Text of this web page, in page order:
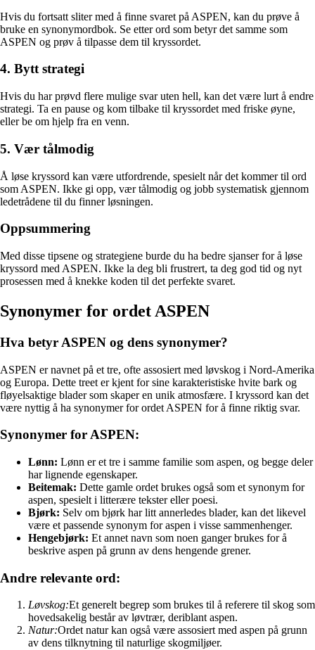
Hvis du fortsatt sliter med å finne svaret på ASPEN, kan du prøve å
bruke en synonymordbok. Se etter ord som betyr det samme som
ASPEN og prøv å tilpasse dem til kryssordet.
4. Bytt strategi
Hvis du har prøvd flere mulige svar uten hell, kan det være lurt å endre
strategi. Ta en pause og kom tilbake til kryssordet med friske øyne,
eller be om hjelp fra en venn.
5. Vær tålmodig
Å løse kryssord kan være utfordrende, spesielt når det kommer til ord
som ASPEN. Ikke gi opp, vær tålmodig og jobb systematisk gjennom
ledetrådene til du finner løsningen.
Oppsummering
Med disse tipsene og strategiene burde du ha bedre sjanser for å løse
kryssord med ASPEN. Ikke la deg bli frustrert, ta deg god tid og nyt
prosessen med å knekke koden til det perfekte svaret.
Synonymer for ordet ASPEN
Hva betyr ASPEN og dens synonymer?
ASPEN er navnet på et tre, ofte assosiert med løvskog i Nord-Amerika
og Europa. Dette treet er kjent for sine karakteristiske hvite bark og
fløyelsaktige blader som skaper en unik atmosfære. I kryssord kan det
være nyttig å ha synonymer for ordet ASPEN for å finne riktig svar.
Synonymer for ASPEN:
Lønn: Lønn er et tre i samme familie som aspen, og begge deler
har lignende egenskaper.
Beitemak: Dette gamle ordet brukes også som et synonym for
aspen, spesielt i litterære tekster eller poesi.
Bjørk: Selv om bjørk har litt annerledes blader, kan det likevel
være et passende synonym for aspen i visse sammenhenger.
Hengebjørk: Et annet navn som noen ganger brukes for å
beskrive aspen på grunn av dens hengende grener.
Andre relevante ord:
Løvskog:Et generelt begrep som brukes til å referere til skog som
hovedsakelig består av løvtrær, deriblant aspen.
Natur:Ordet natur kan også være assosiert med aspen på grunn
av dens tilknytning til naturlige skogmiljøer.